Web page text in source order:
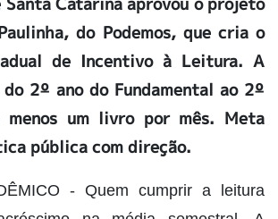
do Podemos, que cria o
de Incentivo à Leitura. A
2º ano do Fundamental ao 2º
menos um livro por mês. Meta
pública com direção.
- Quem cumprir a leitura